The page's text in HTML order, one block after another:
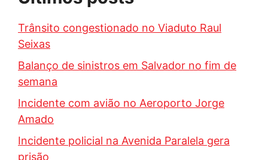
Trânsito congestionado no Viaduto Raul
Seixas
Balanço de sinistros em Salvador no fim de
semana
Incidente com avião no Aeroporto Jorge
Amado
Incidente policial na Avenida Paralela gera
prisão